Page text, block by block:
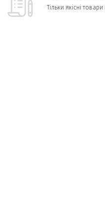
Тільки якісні